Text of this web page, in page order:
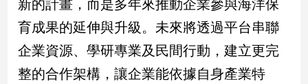
娛
樂
聞
流
新的計畫，而是多年來推動企業參與海洋保
育成果的延伸與升級。未來將透過平台串聯
企業資源、學研專業及民間行動，建立更完
整的合作架構，讓企業能依據自身產業特